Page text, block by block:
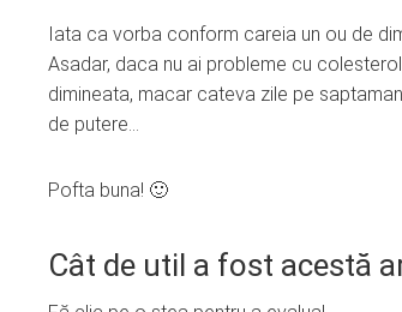
Iata ca vorba conform careia un ou de
Asadar, daca nu ai probleme cu
dimineata, macar cateva zile pe
de putere…
Pofta buna! 🙂
Cât de util a fost acestă